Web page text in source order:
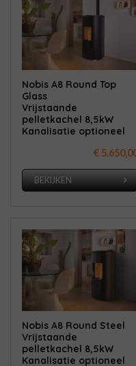
Nobis A8 Round Top
Glass
Vrijstaande
pelletkachel 8,5kW
Kanalisatie optioneel
€
BEKIJKEN
Nobis A8 Round Steel
Vrijstaande
pelletkachel 8,5kW
Kanalisatie optioneel